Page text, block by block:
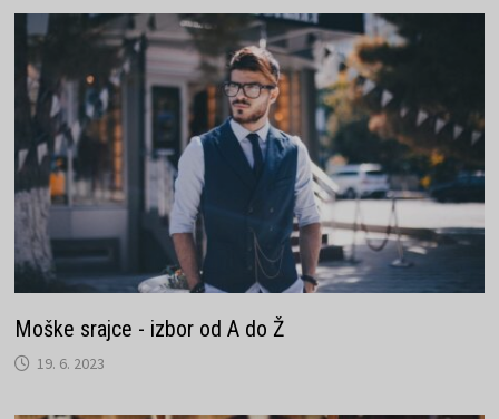
Moške srajce - izbor od A do Ž
19. 6. 2023